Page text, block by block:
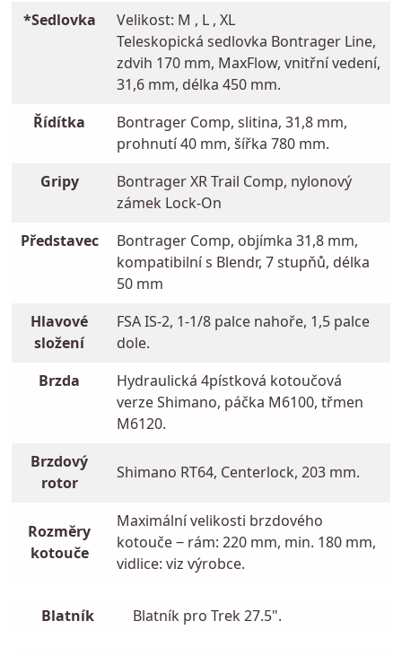
*Sedlovka
Velikost: M , L , XL
Teleskopická sedlovka Bontrager Line,
zdvih 170 mm, MaxFlow, vnitřní vedení,
31,6 mm, délka 450 mm.
Řídítka
Bontrager Comp, slitina, 31,8 mm,
prohnutí 40 mm, šířka 780 mm.
Gripy
Bontrager XR Trail Comp, nylonový
zámek Lock-On
Představec
Bontrager Comp, objímka 31,8 mm,
kompatibilní s Blendr, 7 stupňů, délka
50 mm
Hlavové
složení
FSA IS-2, 1-1/8 palce nahoře, 1,5 palce
dole.
Brzda
Hydraulická 4pístková kotoučová
verze Shimano, páčka M6100, třmen
M6120.
Brzdový
rotor
Shimano RT64, Centerlock, 203 mm.
Rozměry
kotouče
Maximální velikosti brzdového
kotouče ‒ rám: 220 mm, min. 180 mm,
vidlice: viz výrobce.
Blatník Blatník pro Trek 27.5".